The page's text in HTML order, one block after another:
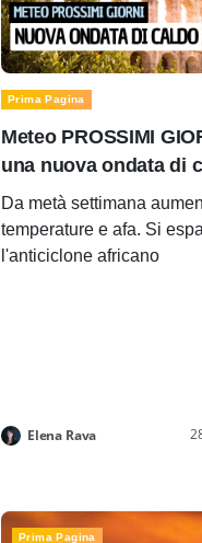
Prima Pagina
Meteo PROSSIMI
una nuova ondata di
Da metà settimana
temperature e afa. Si
l'anticiclone africano
Elena Rava
Prima Pagina